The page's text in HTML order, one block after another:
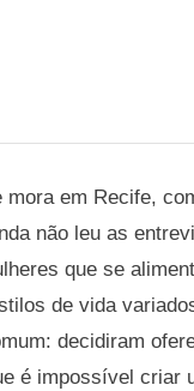
em Recife,
não leu as
que se
de vida
decidiram
é impossível criar